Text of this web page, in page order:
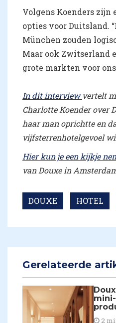
Volgens Koenders zijn
opties voor Duitsland.
München zouden
Maar ook Zwitserland
grote markten voor
In dit interviewvertelt
Charlotte Koender over
haar man oprichtte en
vijfsterrenhotelgevoel
Hier kun je een kijkje
van Douxe in
DOUXE HOTEL
Gerelateerde
2